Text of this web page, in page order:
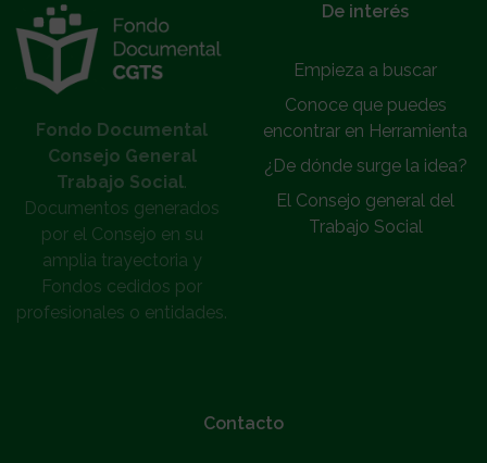
Fondo Documental
Consejo General
Trabajo Social.
Documentos generados
por el Consejo en su
amplia trayectoria y
Fondos cedidos por
profesionales o entidades.
De interés
Empieza a buscar
Conoce que puedes
encontrar en Herramienta
¿De dónde surge la idea?
El Consejo general del
Trabajo Social
Contacto